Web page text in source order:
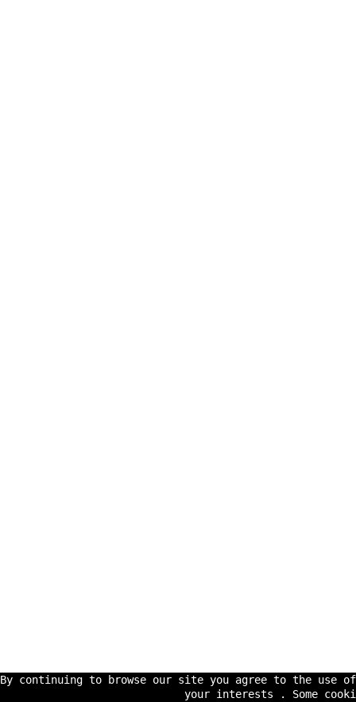
By continuing to browse our site you agree to the
your interests . Some